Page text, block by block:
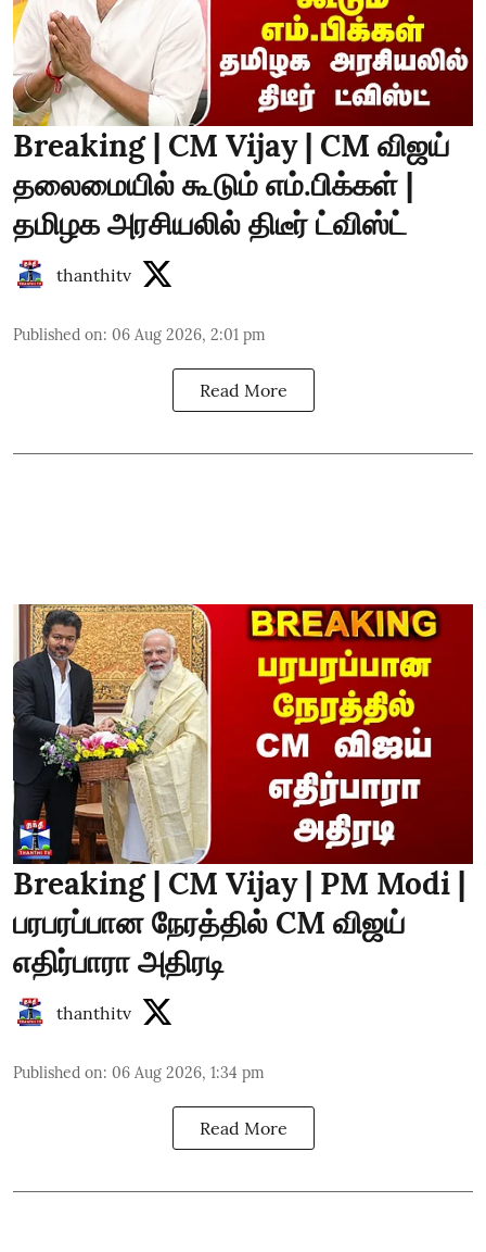
Breaking | CM Vijay | CM விஜய்
தலைமையில் கூடும் எம்.பிக்கள் |
தமிழக அரசியலில் திடீர் ட்விஸ்ட்
thanthitv
Published on: 06 Aug 2026, 2:01 pm
Read More
Breaking | CM Vijay | PM Modi |
பரபரப்பான நேரத்தில் CM விஜய்
எதிர்பாரா அதிரடி
thanthitv
Published on: 06 Aug 2026, 1:34 pm
Read More